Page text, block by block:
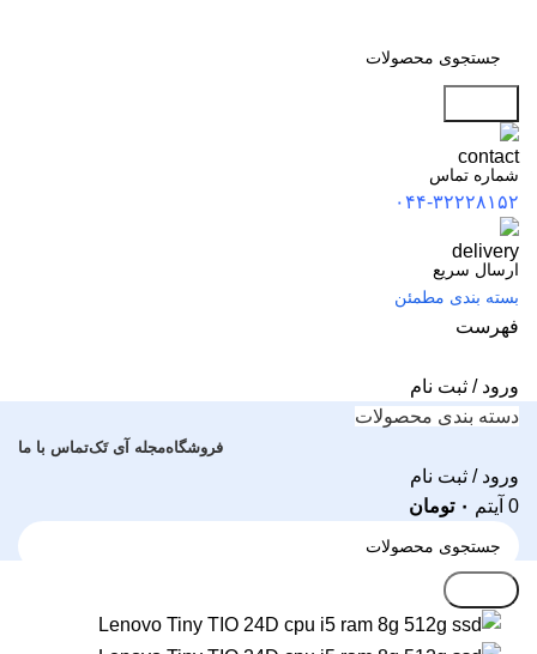
شماره تماس
۰۴۴-۳۲۲۲۸۱۵۲
ارسال سریع
بسته بندی مطمئن
فهرست
ورود / ثبت نام
دسته بندی محصولات
فروشگاهمجله آی تَکتماس با ما
ورود / ثبت نام
0 آیتم ۰ تومان